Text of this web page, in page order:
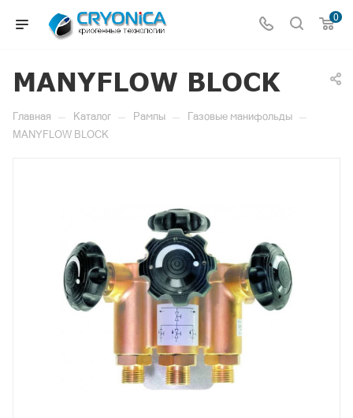
0
MANYFLOW BLOCK
Главная — Каталог — Рампы — Газовые манифольды —
MANYFLOW BLOCK